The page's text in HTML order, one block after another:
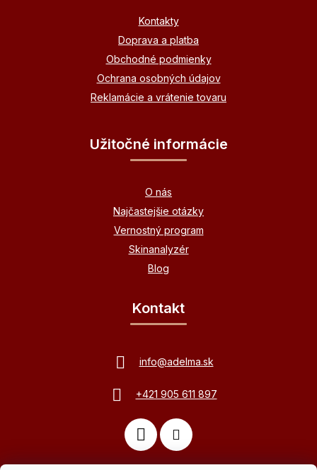
Kontakty
Doprava a platba
Obchodné podmienky
Ochrana osobných údajov
Reklamácie a vrátenie tovaru
Užitočné informácie
O nás
Najčastejšie otázky
Vernostný program
Skinanalyzér
Blog
Kontakt
info@adelma.sk
+421 905 611 897